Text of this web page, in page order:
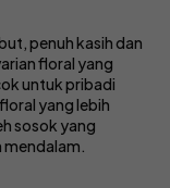
penuh kasih dan
floral yang
untuk pribadi
yang lebih
sosok yang
mendalam.